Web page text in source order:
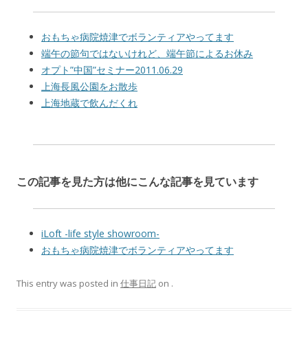
おもちゃ病院焼津でボランティアやってます
端午の節句ではないけれど、端午節によるお休み
オプト”中国”セミナー2011.06.29
上海長風公園をお散歩
上海地蔵で飲んだくれ
この記事を見た方は他にこんな記事を見ています
iLoft -life style showroom-
おもちゃ病院焼津でボランティアやってます
This entry was posted in 仕事日記 on .